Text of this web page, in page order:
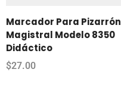
Marcador Para Pizarrón
Magistral Modelo 8350
Didáctico
$27.00